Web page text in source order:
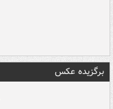
برگزیده عکس